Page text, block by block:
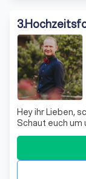
3.
Hey ihr Lieben,
Schaut euch um
Homepage um
mich euch